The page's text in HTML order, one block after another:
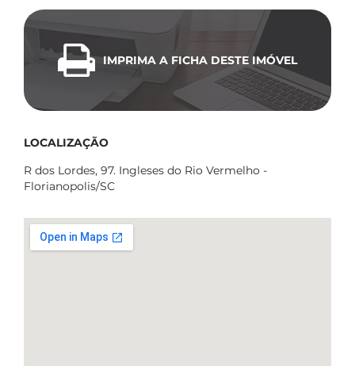
IMPRIMA A FICHA DESTE IMÓVEL
LOCALIZAÇÃO
R dos Lordes, 97. Ingleses do Rio Vermelho -
Florianopolis/SC